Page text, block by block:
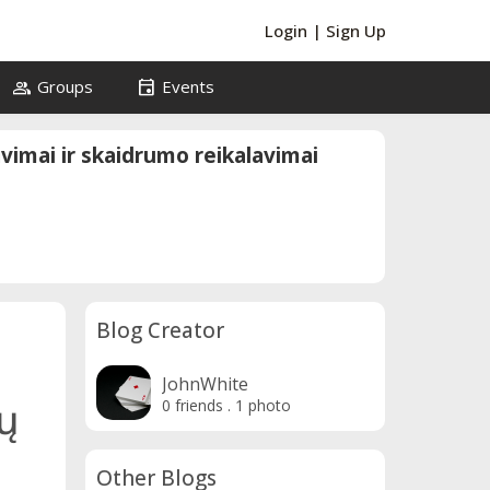
Login | Sign Up
group Groups event Events
ir skaidrumo reikalavimai
Blog Creator
JohnWhite
0 friends . 1 photo
Other Blogs